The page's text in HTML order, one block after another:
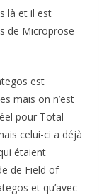
là et il est
de Microprose
est
mais on n’est
pour Total
celui-ci a déjà
étaient
de Field of
et qu’avec